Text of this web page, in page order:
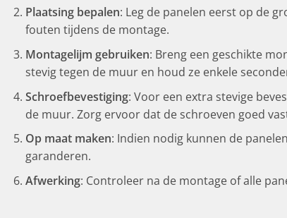
Plaatsing bepalen: Leg de panelen eerst op de
fouten tijdens de montage.
Montagelijm gebruiken: Breng een geschikte
stevig tegen de muur en houd ze enkele
Schroefbevestiging: Voor een extra stevige
de muur. Zorg ervoor dat de schroeven goed
Op maat maken: Indien nodig kunnen de
garanderen.
Afwerking: Controleer na de montage of alle